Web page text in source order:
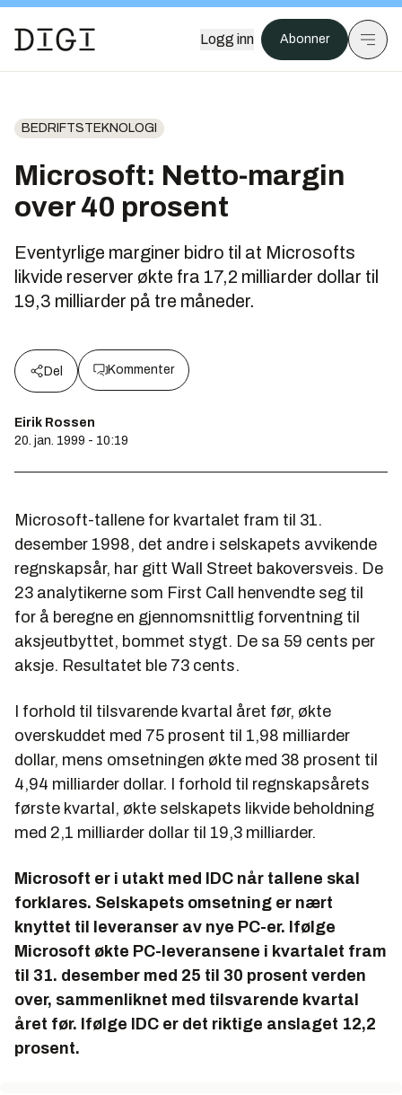
Logg inn Abonner
BEDRIFTSTEKNOLOGI
Microsoft: Netto-margin
over 40 prosent
Eventyrlige marginer bidro til at Microsofts
likvide reserver økte fra 17,2 milliarder dollar til
19,3 milliarder på tre måneder.
Del Kommenter
Eirik Rossen
20. jan. 1999 - 10:19
Microsoft-tallene for kvartalet fram til 31.
desember 1998, det andre i selskapets avvikende
regnskapsår, har gitt Wall Street bakoversveis. De
23 analytikerne som First Call henvendte seg til
for å beregne en gjennomsnittlig forventning til
aksjeutbyttet, bommet stygt. De sa 59 cents per
aksje. Resultatet ble 73 cents.
I forhold til tilsvarende kvartal året før, økte
overskuddet med 75 prosent til 1,98 milliarder
dollar, mens omsetningen økte med 38 prosent til
4,94 milliarder dollar. I forhold til regnskapsårets
første kvartal, økte selskapets likvide beholdning
med 2,1 milliarder dollar til 19,3 milliarder.
Microsoft er i utakt med IDC når tallene skal
forklares. Selskapets omsetning er nært
knyttet til leveranser av nye PC-er. Ifølge
Microsoft økte PC-leveransene i kvartalet fram
til 31. desember med 25 til 30 prosent verden
over, sammenliknet med tilsvarende kvartal
året før. Ifølge IDC er det riktige anslaget 12,2
prosent.